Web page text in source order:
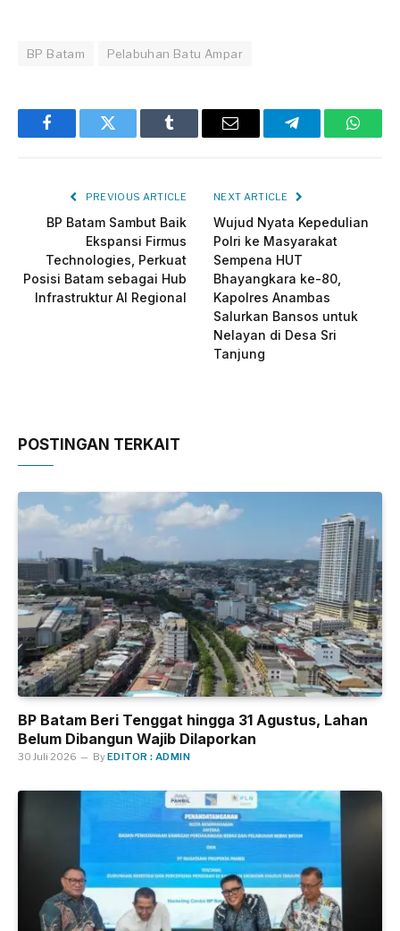
BP Batam Pelabuhan Batu Ampar
FacebookTwitter Tumblr Email Telegram
PREVIOUS ARTICLE
BP Batam Sambut Baik
Ekspansi Firmus
Technologies, Perkuat
Posisi Batam sebagai Hub
Infrastruktur AI Regional
NEXT ARTICLE
Wujud Nyata Kepedulian
Polri ke Masyarakat
Sempena HUT
Bhayangkara ke-80,
Kapolres Anambas
Salurkan Bansos untuk
Nelayan di Desa Sri
Tanjung
POSTINGAN TERKAIT
BP Batam Beri Tenggat hingga 31 Agustus, Lahan
Belum Dibangun Wajib Dilaporkan
30 Juli 2026 ByEDITOR : ADMIN